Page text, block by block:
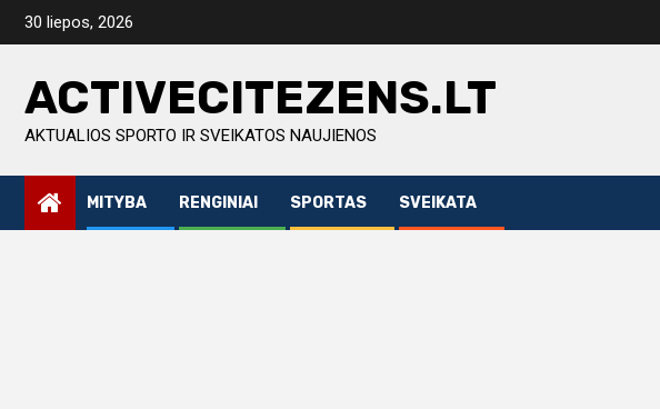
Skip
30 liepos, 2026
ACTIVECITEZENS.LT
AKTUALIOS SPORTO IR SVEIKATOS NAUJIENOS
MITYBA RENGINIAI SPORTAS SVEIKATA